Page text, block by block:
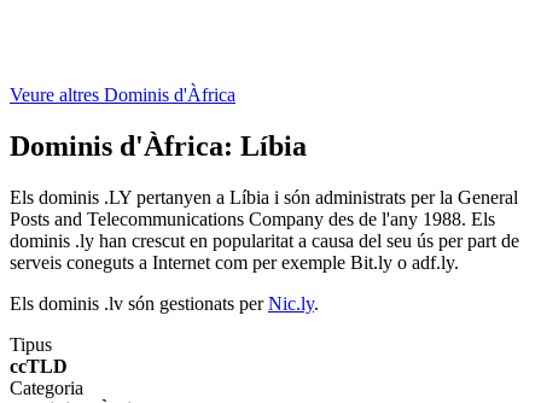
Veure altres Dominis d'Àfrica
Dominis d'Àfrica: Líbia
Els dominis .LY pertanyen a Líbia i són administrats per la General
Posts and Telecommunications Company des de l'any 1988. Els
dominis .ly han crescut en popularitat a causa del seu ús per part de
serveis coneguts a Internet com per exemple Bit.ly o adf.ly.
Els dominis .lv són gestionats perNic.ly.
Tipus
ccTLD
Categoria